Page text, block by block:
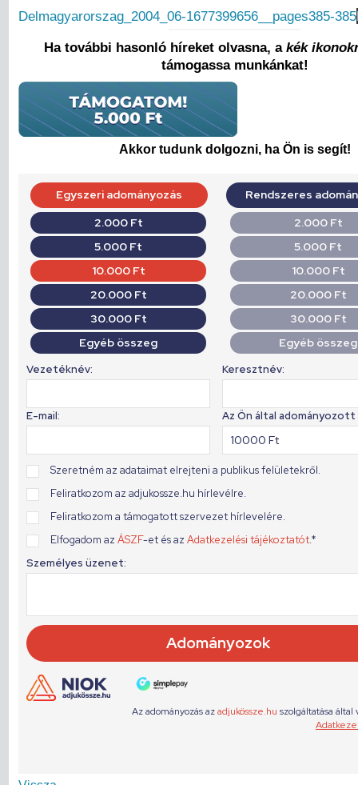
Delmagyarorszag_2004_06-1677399656__pages385-385
Ha további hasonló híreket olvasna, akék
támogassa munkánkat!
Akkor tudunk dolgozni, ha Ön is segít!